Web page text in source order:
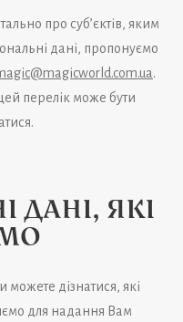
про суб’єктів, яким
дані, пропонуємо
.
перелік може бути
ДАНІ, ЯКІ
дізнатися, які
для надання Вам